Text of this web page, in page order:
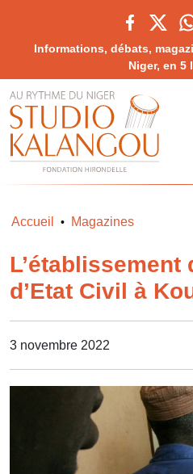
Informations, débats,
Niger, en 5
Accueil • Magazines
L’établissement
d’Etat Civil à
3 novembre 2022